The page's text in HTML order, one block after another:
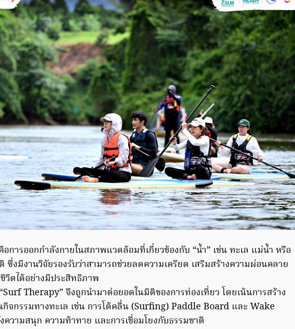
การออกกำลังกายในสภาพแวดล้อมที่เกี่ยวข้องกับ “น้ำ” เช่น ทะเล แม่น้ำ หรือ
ซึ่งมีงานวิจัยรองรับว่าสามารถช่วยลดความเครียด เสริมสร้างความผ่อนคลาย
ตได้อย่างมีประสิทธิภาพ
Therapy” จึงถูกนำมาต่อยอดในมิติของการท่องเที่ยว โดยเน้นการสร้าง
จกรรมทางทะเล เช่น การโต้คลื่น (Surfing) Paddle Board และ Wake
วามสนุก ความท้าทาย และการเชื่อมโยงกับธรรมชาติ